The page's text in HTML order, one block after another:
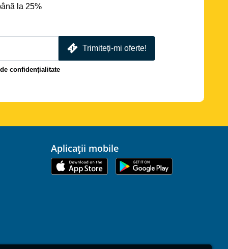
la 25%
Trimiteți-mi oferte!
confidențialitate
Aplicații mobile